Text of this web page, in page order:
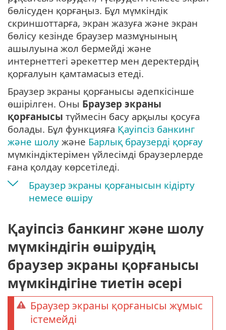
бөлісуден қорғаңыз. Бұл мүмкіндік
скриншоттарға, экран жазуға және экран
бөлісу кезінде браузер мазмұнының
ашылуына жол бермейді және
интернеттегі әрекеттер мен деректердің
қорғалуын қамтамасыз етеді.
Браузер экраны қорғанысы әдепкісінше
өшірілген. Оны Браузер экраны
қорғанысы түймесін басу арқылы қосуға
болады. Бұл функцияға Қауіпсіз банкинг
және шолу және Барлық браузерді қорғау
мүмкіндіктерімен үйлесімді браузерлерде
ғана қолдау көрсетіледі.
Браузер экраны қорғанысын кідірту
немесе өшіру
Қауіпсіз банкинг және шолу
мүмкіндігін өшірудің
браузер экраны қорғанысы
мүмкіндігіне тиетін әсері
Браузер экраны қорғанысы жұмыс
істемейді